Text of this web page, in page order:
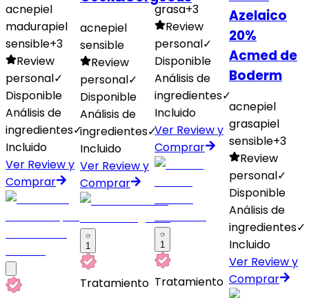
acnepiel
madurapiel
sensible+3
Review
personal✓
Disponible
Análisis de
ingredientes✓
Incluido
Ver Review y
Comprar
acnepiel
sensible
Review
personal✓
Disponible
Análisis de
ingredientes✓
Incluido
Ver Review y
Comprar
1
Tratamiento
grasa+3
Review
personal✓
Disponible
Análisis de
ingredientes✓
Incluido
Ver Review y
Comprar
1
Tratamiento
Azelaico
20%
Acmed de
Boderm
acnepiel
grasapiel
sensible+3
Review
personal✓
Disponible
Análisis de
ingredientes✓
Incluido
Ver Review y
Comprar